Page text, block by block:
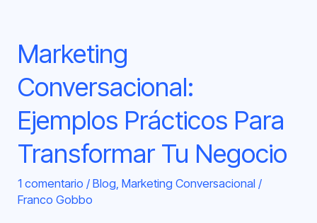
Marketing
Conversacional:
Ejemplos Prácticos Para
Transformar Tu Negocio
1 comentario /Blog,Marketing Conversacional /
Franco Gobbo